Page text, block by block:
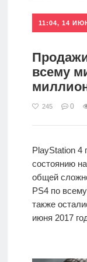
11:04, 14
всему
245 0
PlayStation
состоянию
общей
PS4 по
также
июня 2017